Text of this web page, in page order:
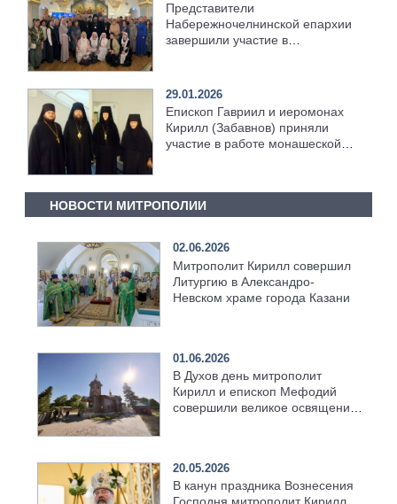
Представители
Набережночелнинской епархии
завершили участие в
29.01.2026
Епископ Гавриил и иеромонах
Кирилл (Забавнов) приняли
участие в работе монашеской
НОВОСТИ МИТРОПОЛИИ
02.06.2026
Митрополит Кирилл совершил
Литургию в Александро-
Невском храме города Казани
01.06.2026
В Духов день митрополит
Кирилл и епископ Мефодий
совершили великое освящение
20.05.2026
В канун праздника Вознесения